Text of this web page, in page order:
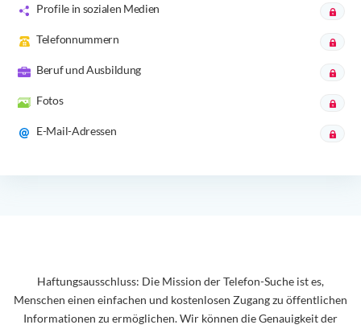
Profile in sozialen Medien
Telefonnummern
Beruf und Ausbildung
Fotos
E-Mail-Adressen
Haftungsausschluss: Die Mission der Telefon-Suche ist es,
Menschen einen einfachen und kostenlosen Zugang zu öffentlichen
Informationen zu ermöglichen. Wir können die Genauigkeit der